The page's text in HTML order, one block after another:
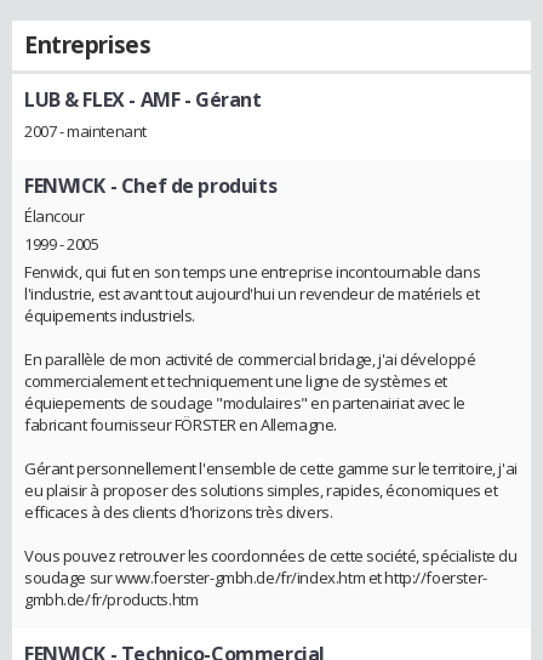
Entreprises
LUB & FLEX - AMF- Gérant
2007 - maintenant
FENWICK - Chef de produits
Élancour
1999 - 2005
Fenwick, qui fut en son temps une entreprise incontournable dans
l'industrie, est avant tout aujourd'hui un revendeur de matériels et
équipements industriels.
En parallèle de mon activité de commercial bridage, j'ai développé
commercialement et techniquement une ligne de systèmes et
équiepements de soudage "modulaires" en partenairiat avec le
fabricant fournisseur FÖRSTER en Allemagne.
Gérant personnellement l'ensemble de cette gamme sur le territoire, j'ai
eu plaisir à proposer des solutions simples, rapides, économiques et
efficaces à des clients d'horizons très divers.
Vous pouvez retrouver les coordonnées de cette société, spécialiste du
soudage sur www.foerster-gmbh.de/fr/index.htm et http://foerster-
gmbh.de/fr/products.htm
FENWICK - Technico-Commercial